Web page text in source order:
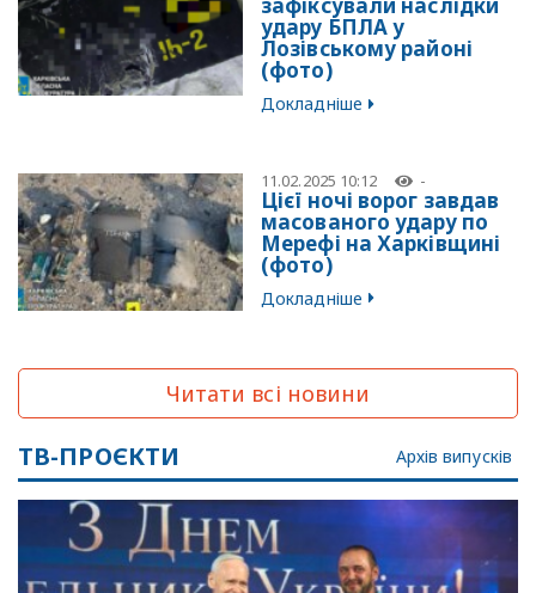
зафіксували наслідки
удару БПЛА у
Лозівському районі
(фото)
Докладніше
11.02.2025 10:12 -
Цієї ночі ворог завдав
масованого удару по
Мерефі на Харківщині
(фото)
Докладніше
Читати всі новини
ТВ-ПРОЄКТИ Архів випусків